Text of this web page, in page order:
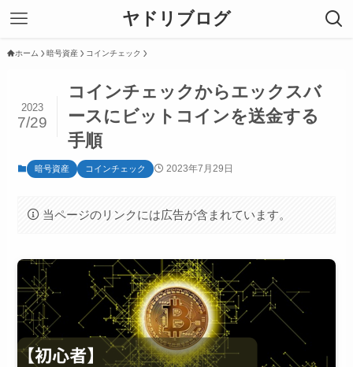
ヤドリブログ
ホーム 暗号資産 コインチェック
コインチェックからエックスバ
ースにビットコインを送金する
手順
2023
7/29
暗号資産 コインチェック 2023年7月29日
当ページのリンクには広告が含まれています。